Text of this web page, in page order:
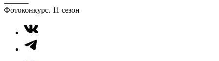
Фотоконкурс. 11 сезон